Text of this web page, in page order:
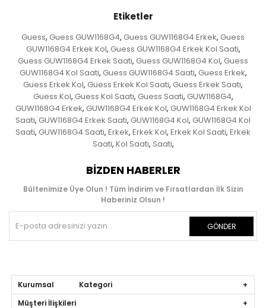
Etiketler
Guess, Guess GUW1168G4, Guess GUW1168G4 Erkek, Guess
GUW1168G4 Erkek Kol, Guess GUW1168G4 Erkek Kol Saati,
Guess GUW1168G4 Erkek Saati, Guess GUW1168G4 Kol, Guess
GUW1168G4 Kol Saati, Guess GUW1168G4 Saati, Guess Erkek,
Guess Erkek Kol, Guess Erkek Kol Saati, Guess Erkek Saati,
Guess Kol, Guess Kol Saati, Guess Saati, GUW1168G4,
GUW1168G4 Erkek, GUW1168G4 Erkek Kol, GUW1168G4 Erkek Kol
Saati, GUW1168G4 Erkek Saati, GUW1168G4 Kol, GUW1168G4 Kol
Saati, GUW1168G4 Saati, Erkek, Erkek Kol, Erkek Kol Saati, Erkek
Saati, Kol Saati, Saati,
BIZDEN HABERLER
Bültenimize Üye Olun ! Tüm İndirim ve Fırsatlardan İlk Sizin
Haberiniz Olsun !
GÖNDER
Kurumsal Kategori
Müşteri İlişkileri